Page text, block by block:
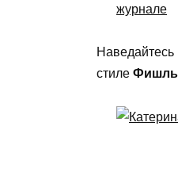
Наведайтесь
стиле Фишль